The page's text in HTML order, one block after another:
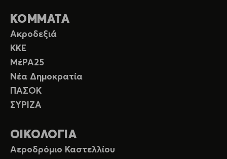
ΚΟΜΜΑΤΑ
Ακροδεξιά
ΚΚΕ
ΜέΡΑ25
Νέα Δημοκρατία
ΠΑΣΟΚ
ΣΥΡΙΖΑ
ΟΙΚΟΛΟΓΙΑ
Αεροδρόμιο Καστελλίου